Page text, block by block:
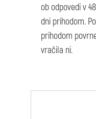
ob odpovedi v
dni prihodom.
prihodom
vračila ni.